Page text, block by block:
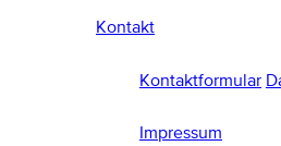
Kontakt
Kontaktformular
Impressum